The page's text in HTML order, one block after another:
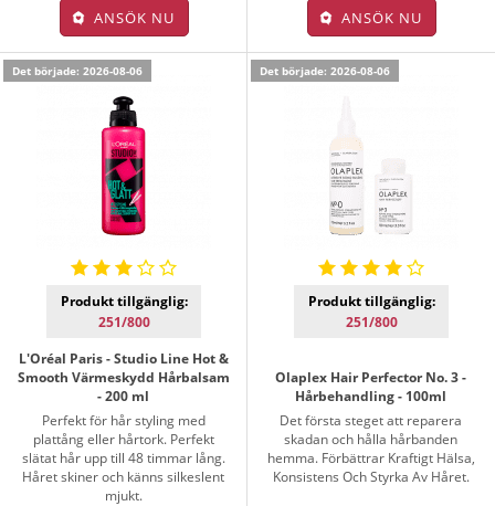
ANSÖK NU ANSÖK NU
Det började: 2026-08-06
Produkt tillgänglig:
251/800
L'Oréal Paris - Studio Line Hot &
Smooth Värmeskydd Hårbalsam
- 200 ml
Perfekt för hår styling med
plattång eller hårtork. Perfekt
slätat hår upp till 48 timmar lång.
Håret skiner och känns silkeslent
mjukt.
Det började: 2026-08-06
Produkt tillgänglig:
251/800
Olaplex Hair Perfector No. 3 -
Hårbehandling - 100ml
Det första steget att reparera
skadan och hålla hårbanden
hemma. Förbättrar Kraftigt Hälsa,
Konsistens Och Styrka Av Håret.